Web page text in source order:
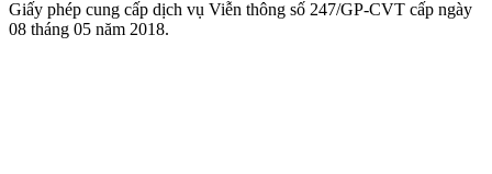
Giấy phép cung cấp dịch vụ Viễn thông số 247/GP-CVT cấp ngày
08 tháng 05 năm 2018.